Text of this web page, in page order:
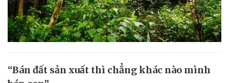
“Bán đất sản xuất thì chẳng khác nào mình